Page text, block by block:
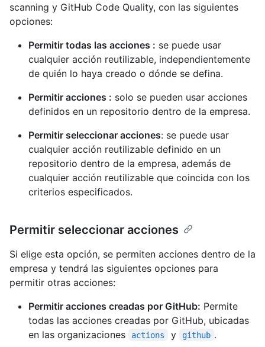
scanning y GitHub Code Quality, con las siguientes
opciones:
Permitir todas las acciones : se puede usar
cualquier acción reutilizable, independientemente
de quién lo haya creado o dónde se defina.
Permitir acciones : solo se pueden usar acciones
definidos en un repositorio dentro de la empresa.
Permitir seleccionar acciones: se puede usar
cualquier acción reutilizable definido en un
repositorio dentro de la empresa, además de
cualquier acción reutilizable que coincida con los
criterios especificados.
Permitir seleccionar acciones
Si elige esta opción, se permiten acciones dentro de la
empresa y tendrá las siguientes opciones para
permitir otras acciones:
Permitir acciones creadas por GitHub: Permite
todas las acciones creadas por GitHub, ubicadas
en las organizaciones
actions y github .